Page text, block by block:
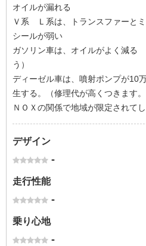
オイルが漏れる
Ｖ系 Ｌ系は、トランスファーと
シールが弱い
ガソリン車は、オイルがよく減
う）
ディーゼル車は、噴射ポンプが10
生する。（修理代が高くつきます。
ＮＯＸの関係で地域が限定されて
デザイン
-
走行性能
-
乗り心地
-